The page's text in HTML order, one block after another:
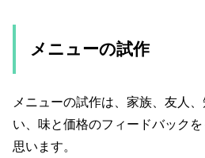
メニューの試作
メニューの試作は、家族、友人
い、味と価格のフィードバック
思います。